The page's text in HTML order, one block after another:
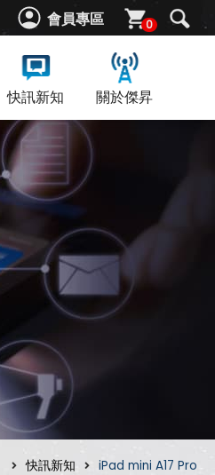
會員專區 0
快訊新知 關於傑昇
快訊新知 iPad mini A17 Pro